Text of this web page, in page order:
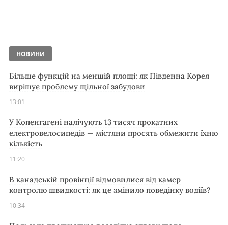
НОВИНИ
Більше функцій на меншій площі: як Південна Корея
вирішує проблему щільної забудови
13:01
У Копенгагені налічують 13 тисяч прокатних
електровелосипедів — містяни просять обмежити їхню
кількість
11:20
В канадській провінції відмовилися від камер
контролю швидкості: як це змінило поведінку водіїв?
10:34